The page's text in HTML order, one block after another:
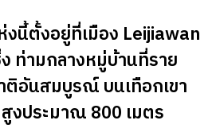
งนี้ตั้งอยู่ที่เมือง Leijiawan
ท่ามกลางหมู่บ้านที่ราย
ติอันสมบูรณ์ บนเทือกเขา
งประมาณ 800 เมตร